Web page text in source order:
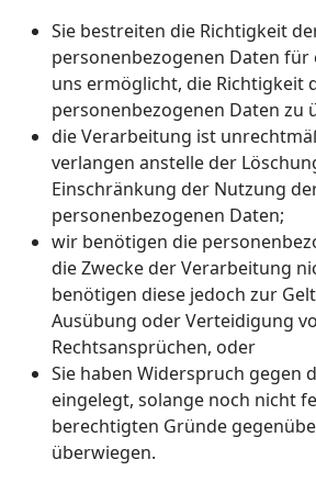
Sie bestreiten die Richtigkeit
personenbezogenen Daten für
uns ermöglicht, die Richtigkeit
personenbezogenen Daten zu
die Verarbeitung ist
verlangen anstelle der
Einschränkung der Nutzung
personenbezogenen Daten;
wir benötigen die
die Zwecke der Verarbeitung
benötigen diese jedoch zur
Ausübung oder Verteidigung
Rechtsansprüchen, oder
Sie haben Widerspruch gegen
eingelegt, solange noch nicht
berechtigten Gründe
überwiegen.